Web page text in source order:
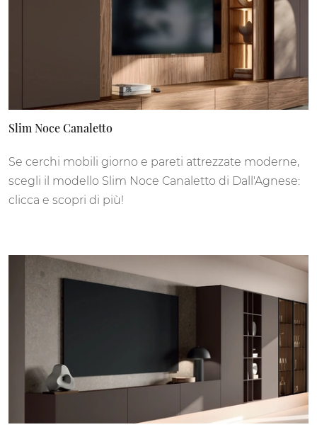
Slim Noce Canaletto
Se cerchi mobili giorno e pareti attrezzate moderne,
scegli il modello Slim Noce Canaletto di Dall'Agnese:
clicca e scopri di più!